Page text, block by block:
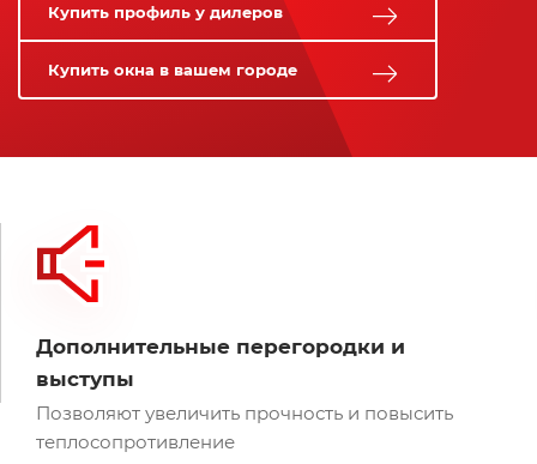
Купить профиль у дилеров
Купить окна в вашем городе
Дополнительные перегородки и
выступы
Позволяют увеличить прочность и повысить
теплосопротивление